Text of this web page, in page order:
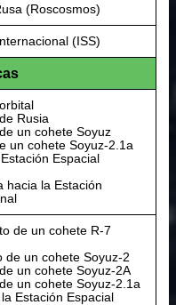
(Roscosmos)
(ISS)
Rusia
un cohete Soyuz
un cohete Soyuz-2.1a
Espacial
hacia la Estación
de un cohete R-7
de un cohete Soyuz-2
un cohete Soyuz-2A
un cohete Soyuz-2.1a
Estación Espacial